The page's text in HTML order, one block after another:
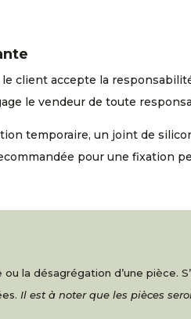
le client accepte la
le vendeur de toute
temporaire, un joint de
pour une fixation
la désagrégation d’une pièce.
Il est à noter que les pièces